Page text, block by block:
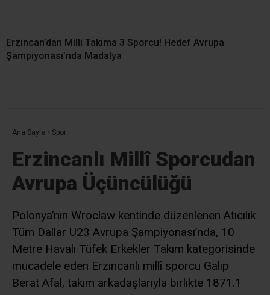
Erzincan’dan Milli Takıma 3 Sporcu! Hedef Avrupa
Şampiyonası’nda Madalya
Ana Sayfa › Spor
Erzincanlı Millî Sporcudan
Avrupa Üçüncülüğü
Polonya’nın Wroclaw kentinde düzenlenen Atıcılık
Tüm Dallar U23 Avrupa Şampiyonası’nda, 10
Metre Havalı Tüfek Erkekler Takım kategorisinde
mücadele eden Erzincanlı millî sporcu Galip
Berat Afal, takım arkadaşlarıyla birlikte 1871.1